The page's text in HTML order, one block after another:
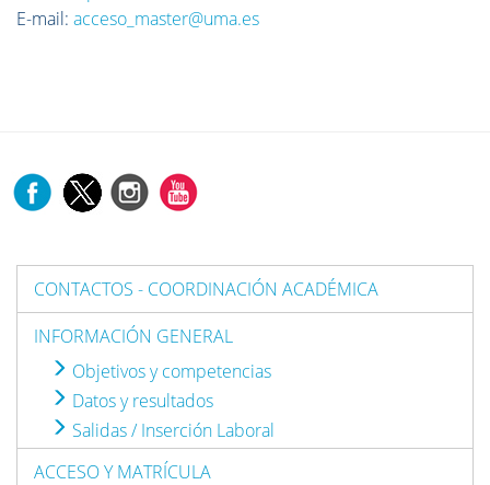
E-mail: acceso_master@uma.es
CONTACTOS - COORDINACIÓN ACADÉMICA
INFORMACIÓN GENERAL
Objetivos y competencias
Datos y resultados
Salidas / Inserción Laboral
ACCESO Y MATRÍCULA